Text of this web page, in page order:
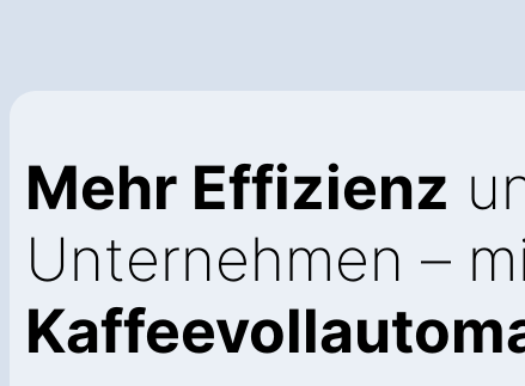
Mehr Effizienz
Unternehmen –